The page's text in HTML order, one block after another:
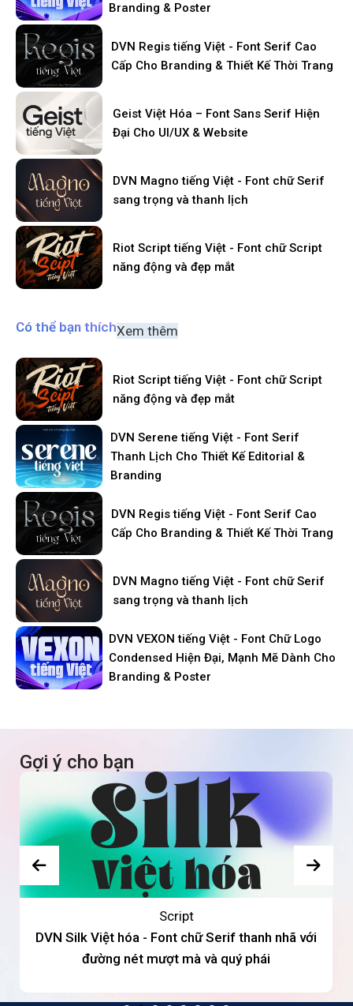
Branding & Poster
DVN Regis tiếng Việt - Font Serif Cao
Cấp Cho Branding & Thiết Kế Thời Trang
Geist Việt Hóa – Font Sans Serif Hiện
Đại Cho UI/UX & Website
DVN Magno tiếng Việt - Font chữ Serif
sang trọng và thanh lịch
Riot Script tiếng Việt - Font chữ Script
năng động và đẹp mắt
Có thể bạn thíchXem thêm
Riot Script tiếng Việt - Font chữ Script
năng động và đẹp mắt
DVN Serene tiếng Việt - Font Serif
Thanh Lịch Cho Thiết Kế Editorial &
Branding
DVN Regis tiếng Việt - Font Serif Cao
Cấp Cho Branding & Thiết Kế Thời Trang
DVN Magno tiếng Việt - Font chữ Serif
sang trọng và thanh lịch
DVN VEXON tiếng Việt - Font Chữ Logo
Condensed Hiện Đại, Mạnh Mẽ Dành Cho
Branding & Poster
Gợi ý cho bạn
Script
DVN Silk Việt hóa - Font chữ Serif thanh nhã với
đường nét mượt mà và quý phái